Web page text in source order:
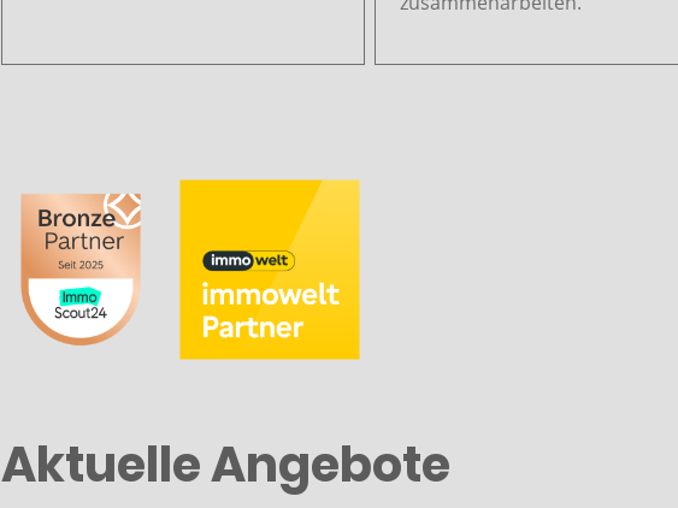
Aktuelle Angebote